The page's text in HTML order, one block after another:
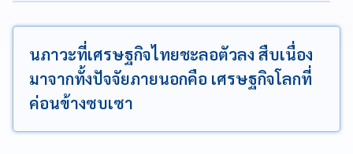
นภาวะที่เศรษฐกิจไทยชะลอตัวลง สืบเนื่อง
มาจากทั้งปัจจัยภายนอกคือ เศรษฐกิจโลกที่
ค่อนข้างซบเซา